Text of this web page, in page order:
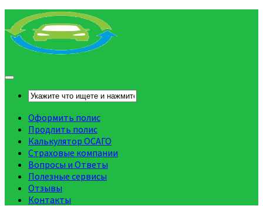
Оформить полис
Продлить полис
Калькулятор ОСАГО
Страховые компании
Вопросы и Ответы
Полезные сервисы
Отзывы
Контакты